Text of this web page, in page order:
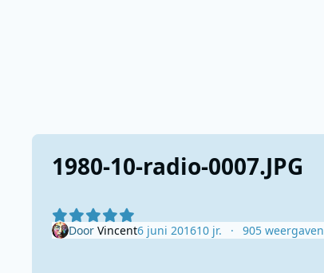
1980-10-radio-0007.JPG
Door Vincent6 juni 201610 jr. 905 weergaven